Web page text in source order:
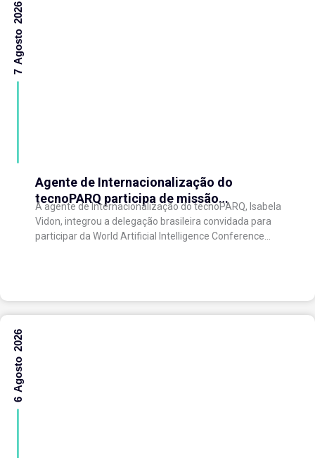
Agente de Internacionalização do
tecnoPARQ participa de missão
internacional na China e fortalece conexões
com o ecossistema de inovação
A agente de Internacionalização do tecnoPARQ, Isabela
Vidon, integrou a delegação brasileira convidada para
participar da World Artificial Intelligence Conference
7 Agosto 2026
6 Agosto 2026